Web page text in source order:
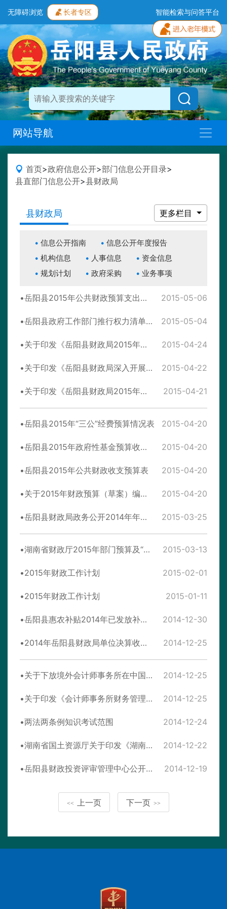
无障碍浏览 长者专区 智能检索与问答平台
网站导航
首页>政府信息公开>部门信息公开目录>
县直部门信息公开>县财政局
县财政局 更多栏目
信息公开指南
信息公开年度报告
机构信息
人事信息
资金信息
规划计划
政府采购 业务事项
岳阳县2015年公共财政预算支出计划表 2015-05-06
岳阳县政府工作部门推行权力清单制度工作指南 2015-05-04
关于印发《岳阳县财政局2015年廉政文化“六进”、新“三进”活动实施方案》的通知 2015-04-24
关于印发《岳阳县财政局深入开展党员干部清正在心”系列教育活动实施方案》的通知 2015-04-22
关于印发《岳阳县财政局2015年党风廉政建设和反腐败工作实施方案》的通知 2015-04-21
岳阳县2015年“三公”经费预算情况表 2015-04-20
岳阳县2015年政府性基金预算收支表 2015-04-20
岳阳县2015年公共财政收支预算表 2015-04-20
关于2015年财政预算（草案）编制情况的汇报 2015-04-20
岳阳县财政局政务公开2014年年度报告 2015-03-25
湖南省财政厅2015年部门预算及“三公”经费预算 2015-03-13
2015年财政工作计划 2015-02-01
2015年财政工作计划 2015-01-11
岳阳县惠农补贴2014年已发放补贴统计 2014-12-30
2014年岳阳县财政局单位决算收支表 2014-12-25
关于下放境外会计师事务所在中国内地临时执行审计业务审批项目有关政策衔接问题的通知 2014-12-25
关于印发《会计师事务所财务管理暂行办法》的通知 2014-12-25
两法两条例知识考试范围 2014-12-24
湖南省国土资源厅关于印发《湖南省环洞庭湖基本农田建设重大工程项目与资金管理办法》的通知 2014-12-22
岳阳县财政投资评审管理中心公开办事程序 2014-12-19
<< 上一页 下一页 >>